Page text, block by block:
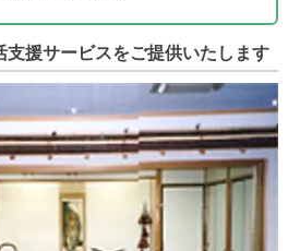
支援サービスをご提供いたします